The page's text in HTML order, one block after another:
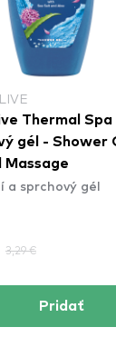
Thermal Spa
gél - Shower
Massage
a sprchový gél
3,29 €
Pridať